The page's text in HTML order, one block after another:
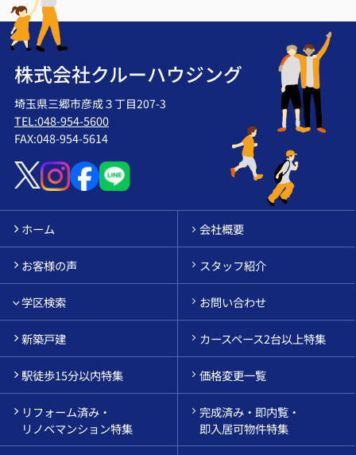
株式会社クルーハウジング
埼玉県三郷市彦成３丁目207-3
TEL:048-954-5600
FAX:048-954-5614
ホーム 会社概要
お客様の声 スタッフ紹介
学区検索 お問い合わせ
新築戸建 カースペース2台以上特集
駅徒歩15分以内特集 価格変更一覧
リフォーム済み・
リノベマンション特集
完成済み・即内覧・
即入居可物件特集